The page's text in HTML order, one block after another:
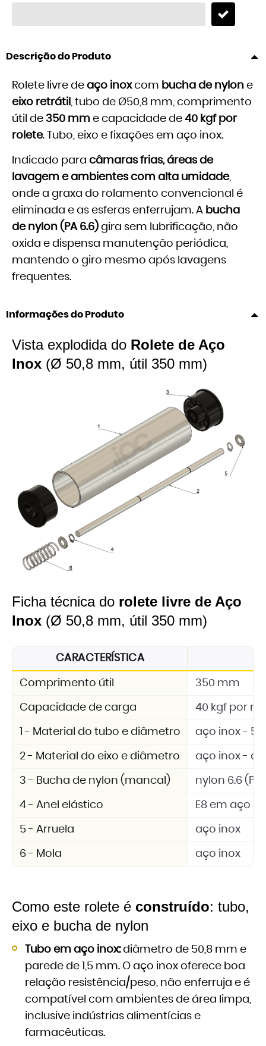
Descrição do Produto
Rolete livre de aço inoxcom bucha de nylon e
eixo retrátil , tubo de Ø50,8 mm, comprimento
útil de 350 mm e capacidade de 40 kgf por
rolete. Tubo, eixo e fixações em aço inox.
Indicado para câmaras frias, áreas de
lavagem e ambientes com alta umidade,
onde a graxa do rolamento convencional é
eliminada e as esferas enferrujam. A bucha
de nylon (PA 6.6) gira sem lubrificação, não
oxida e dispensa manutenção periódica,
mantendo o giro mesmo após lavagens
frequentes.
Informações do Produto
Vista explodida do Rolete de Aço
Inox (Ø 50,8 mm, útil 350 mm)
Ficha técnica do rolete livre de Aço
Inox (Ø 50,8 mm, útil 350 mm)
CARACTERÍSTICA
Comprimento útil 350 mm
Capacidade de carga 40 kgf por
1 - Material do tubo e diâmetro aço inox -
2 - Material do eixo e diâmetro aço inox -
3 - Bucha de nylon (mancal) nylon 6.6 (PA
4 - Anel elástico E8 em aço
5 - Arruela aço inox
6 - Mola aço inox
Como este rolete é construído: tubo,
eixo e bucha de nylon
Tubo em aço inox:diâmetro de 50,8 mm e
parede de 1,5 mm. O aço inox oferece boa
relação resistência/peso, não enferruja e é
compatível com ambientes de área limpa,
inclusive indústrias alimentícias e
farmacêuticas.